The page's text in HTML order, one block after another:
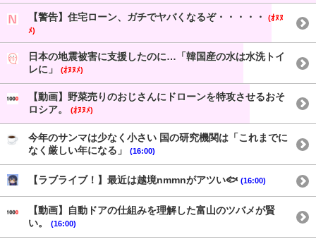
【警告】住宅ローン、ガチでヤバくなるぞ・・・・・
(ｵﾇﾇ
ﾒ)
日本の地震被害に支援したのに…「韓国産の水は水洗トイ
レに」
(ｵﾇﾇﾒ)
【動画】野菜売りのおじさんにドローンを特攻させるおそ
ロシア。
(ｵﾇﾇﾒ)
今年のサンマは少なく小さい 国の研究機関は「これまでに
なく厳しい年になる」
(16:00)
【ラブライブ！】最近は越境nmmnがアツい🐟 (16:00)
【動画】自動ドアの仕組みを理解した富山のツバメが賢
い。
(16:00)